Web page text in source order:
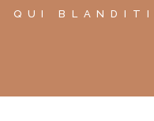
QUI